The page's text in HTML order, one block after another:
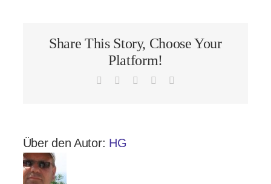
Share This Story, Choose Your
Platform!
Facebook LinkedInPinterest
Über den Autor: HG